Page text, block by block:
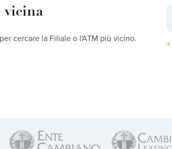
vicina
cercare la Filiale o l'ATM più vicino.